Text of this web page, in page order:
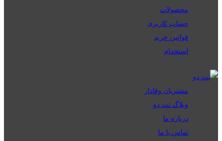
محصولات
حساب کاربری
قوانین خرید
استخدام
مشتریان وفادار
وبلاگ نت دو
درباره ما
تماس با ما